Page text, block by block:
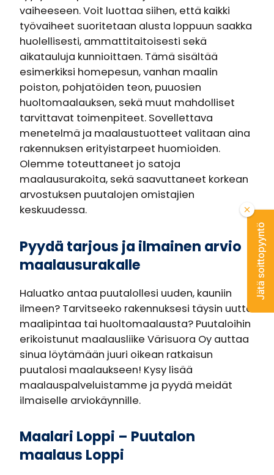
Jätä soittopyyntö
vaiheeseen. Voit luottaa siihen, että kaikki
työvaiheet suoritetaan alusta loppuun saakka
huolellisesti, ammattitaitoisesti sekä
aikatauluja kunnioittaen. Tämä sisältää
esimerkiksi homepesun, vanhan maalin
poiston, pohjatöiden teon, puuosien
huoltomaalauksen, sekä muut mahdolliset
tarvittavat toimenpiteet. Sovellettava
menetelmä ja maalaustuotteet valitaan aina
rakennuksen erityistarpeet huomioiden.
Olemme toteuttaneet jo satoja
maalausurakoita, sekä saavuttaneet korkean
arvostuksen puutalojen omistajien
keskuudessa.
Pyydä tarjous ja ilmainen arvio
maalausurakalle
Haluatko antaa puutalollesi uuden, kauniin
ilmeen? Tarvitseeko rakennuksesi täysin uutta
maalipintaa tai huoltomaalausta? Puutaloihin
erikoistunut maalausliike Värisuora Oy auttaa
sinua löytämään juuri oikean ratkaisun
puutalosi maalaukseen! Kysy lisää
maalauspalveluistamme ja pyydä meidät
ilmaiselle arviokäynnille.
Maalari Loppi – Puutalon
maalaus Loppi